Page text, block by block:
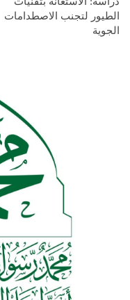
الطيور لتجنب الاصطدامات
الجوية